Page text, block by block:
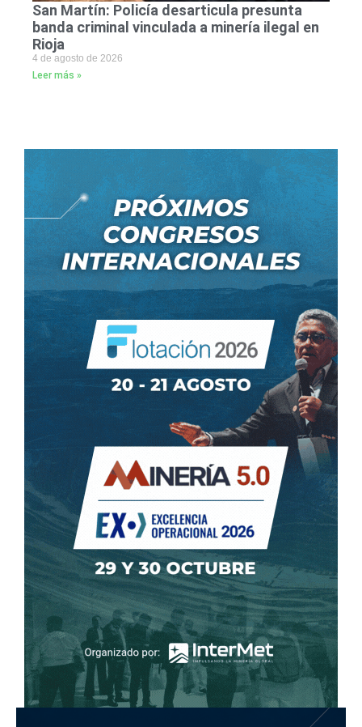
San Martín: Policía desarticula presunta
banda criminal vinculada a minería ilegal en
Rioja
4 de agosto de 2026
Leer más »